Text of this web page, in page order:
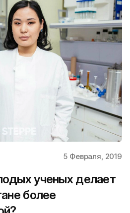
5 Февраля, 2019
ученых делает
более